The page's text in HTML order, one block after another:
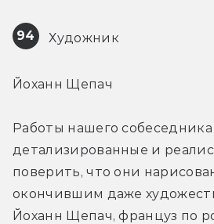
94 Художник
Йоханн Щепач
Работы нашего
детализированные и
поверить, что они
окончившим даже
Йоханн Щепач, француз по